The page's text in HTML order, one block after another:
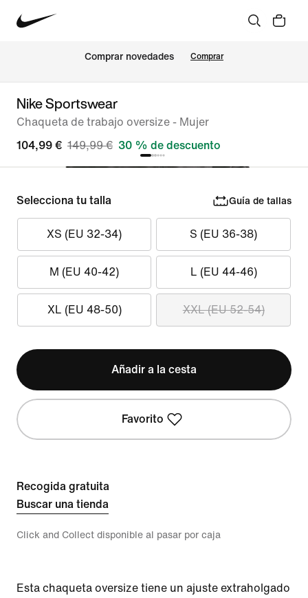
Comprar novedades Comprar
Nike Sportswear
Chaqueta de trabajo oversize - Mujer
104,99 € 149,99 € 30 % de descuento
Selecciona tu talla Guía de tallas
XS (EU 32-34) S (EU 36-38)
M (EU 40-42) L (EU 44-46)
XL (EU 48-50) XXL (EU 52-54)
Añadir a la cesta
Favorito
Recogida gratuita
Buscar una tienda
Click and Collect disponible al pasar por caja
Esta chaqueta oversize tiene un ajuste extraholgado